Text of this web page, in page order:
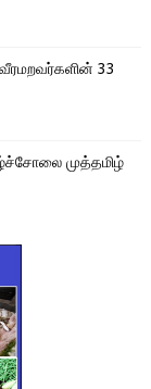
வீரமறவர்களின் 33
முத்தமிழ்